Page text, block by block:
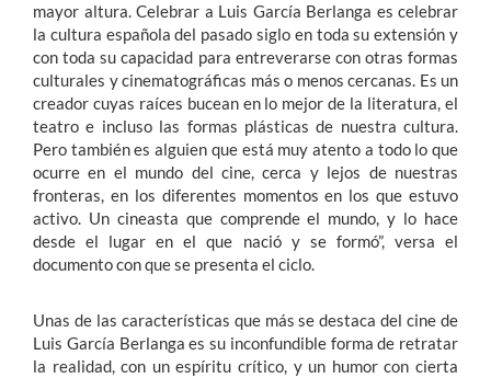
mayor altura. Celebrar a Luis García Berlanga es celebrar
la cultura española del pasado siglo en toda su extensión y
con toda su capacidad para entreverarse con otras formas
culturales y cinematográficas más o menos cercanas. Es un
creador cuyas raíces bucean en lo mejor de la literatura, el
teatro e incluso las formas plásticas de nuestra cultura.
Pero también es alguien que está muy atento a todo lo que
ocurre en el mundo del cine, cerca y lejos de nuestras
fronteras, en los diferentes momentos en los que estuvo
activo. Un cineasta que comprende el mundo, y lo hace
desde el lugar en el que nació y se formó”, versa el
documento con que se presenta el ciclo.
Unas de las características que más se destaca del cine de
Luis García Berlanga es su inconfundible forma de retratar
la realidad, con un espíritu crítico, y un humor con cierta